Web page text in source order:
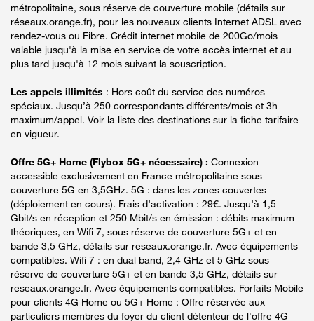
métropolitaine, sous réserve de couverture mobile (détails sur
réseaux.orange.fr), pour les nouveaux clients Internet ADSL avec
rendez-vous ou Fibre. Crédit internet mobile de 200Go/mois
valable jusqu'à la mise en service de votre accès internet et au
plus tard jusqu'à 12 mois suivant la souscription.
Les appels illimités : Hors coût du service des numéros
spéciaux. Jusqu’à 250 correspondants différents/mois et 3h
maximum/appel. Voir la liste des destinations sur la fiche tarifaire
en vigueur.
Offre 5G+ Home (Flybox 5G+ nécessaire) : Connexion
accessible exclusivement en France métropolitaine sous
couverture 5G en 3,5GHz. 5G : dans les zones couvertes
(déploiement en cours). Frais d’activation : 29€. Jusqu’à 1,5
Gbit/s en réception et 250 Mbit/s en émission : débits maximum
théoriques, en Wifi 7, sous réserve de couverture 5G+ et en
bande 3,5 GHz, détails sur reseaux.orange.fr. Avec équipements
compatibles. Wifi 7 : en dual band, 2,4 GHz et 5 GHz sous
réserve de couverture 5G+ et en bande 3,5 GHz, détails sur
reseaux.orange.fr. Avec équipements compatibles. Forfaits Mobile
pour clients 4G Home ou 5G+ Home : Offre réservée aux
particuliers membres du foyer du client détenteur de l'offre 4G